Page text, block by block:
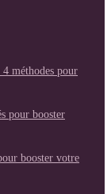
méthodes pour
pour booster
booster votre